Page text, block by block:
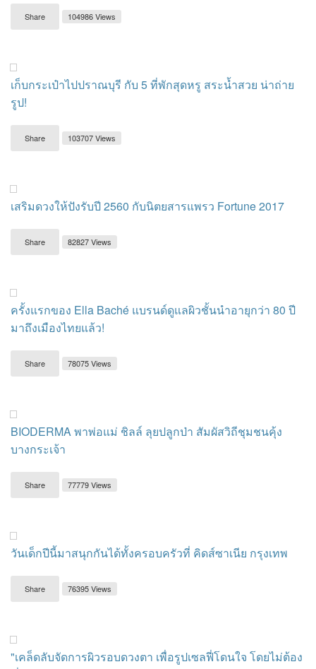
Share 104986 Views
เก็บกระเป๋าไปปราณบุรี กับ 5 ที่พักสุดหรู สระน้ำสวย น่าถ่าย
รูป!
Share 103707 Views
เสริมดวงให้ปังรับปี 2560 กับนิตยสารแพรว Fortune 2017
Share 82827 Views
ครั้งแรกของ Ella Baché แบรนด์ดูแลผิวชั้นนำอายุกว่า 80 ปี
มาถึงเมืองไทยแล้ว!
Share 78075 Views
BIODERMA พาพ่อแม่ ชิลล์ ลุยปลูกป่า สัมผัสวิถีชุมชนคุ้ง
บางกระเจ้า
Share 77779 Views
วันเด็กปีนี้มาสนุกกันได้ทั้งครอบครัวที่ คิดส์ซาเนีย กรุงเทพ
Share 76395 Views
"เคล็ดลับจัดการผิวรอบดวงตา เพื่อรูปเซลฟี่โดนใจ โดยไม่ต้อง